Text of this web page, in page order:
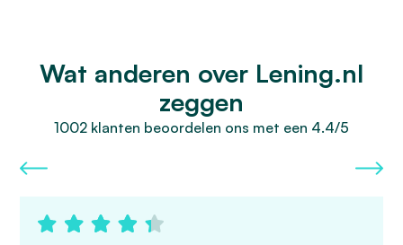
Wat anderen over Lening.nl
zeggen
1002 klanten beoordelen ons met een 4.4/5